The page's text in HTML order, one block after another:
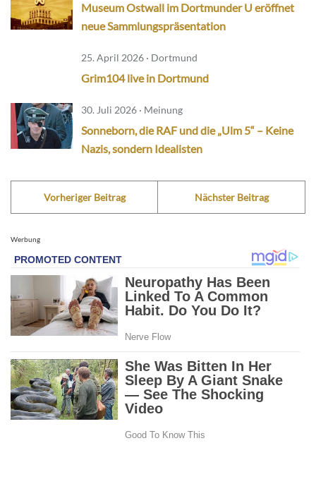
Museum Ostwall im Dortmunder U eröffnet
neue Sammlungspräsentation
25. April 2026 · Dortmund
Grim104 live in Dortmund
30. Juli 2026 · Meinung
Sonneborn, die RAF und die „Ulm 5“ – Keine
Nazis, sondern Idealisten
Vorheriger Beitrag Nächster Beitrag
Werbung